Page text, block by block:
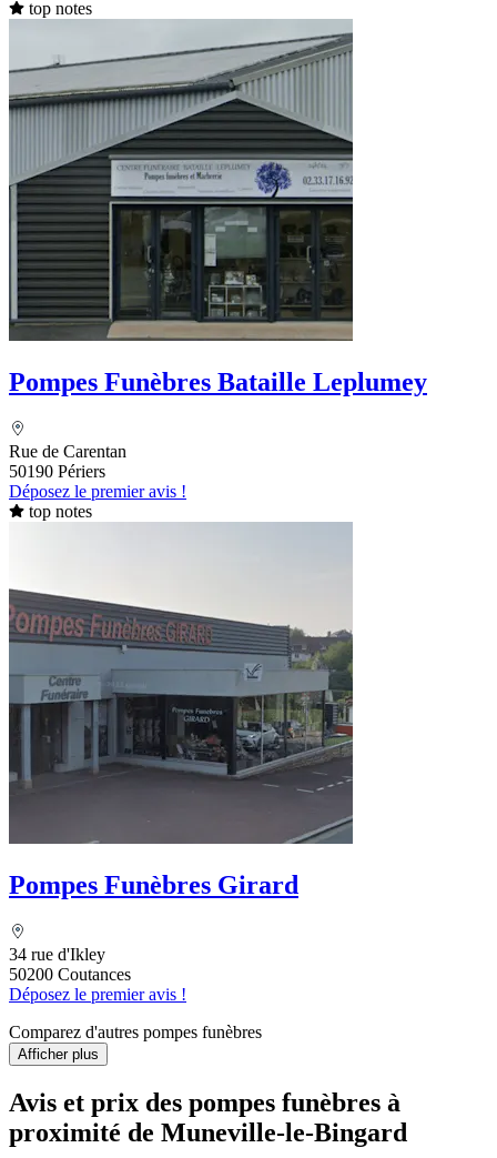
top notes
Pompes Funèbres Bataille Leplumey
Rue de Carentan
50190 Périers
Déposez le premier avis !
top notes
Pompes Funèbres Girard
34 rue d'Ikley
50200 Coutances
Déposez le premier avis !
Comparez d'autres pompes funèbres
Afficher plus
Avis et prix des pompes funèbres à
proximité de Muneville-le-Bingard